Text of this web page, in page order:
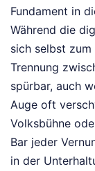
Fundament in
Während die
sich selbst
Trennung
spürbar, auch
Auge oft
Volksbühne
Bar jeder
in der